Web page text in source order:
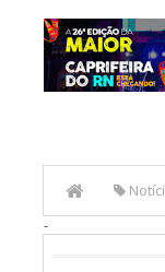
sem marca em
-